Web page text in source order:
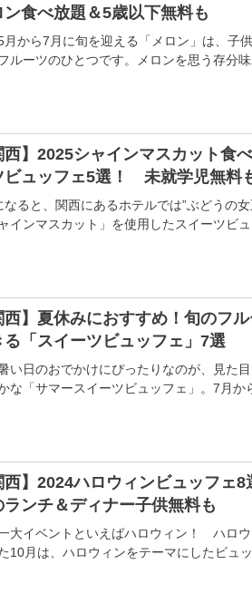
ン食べ放題＆5歳以下無料も
月から7月に旬を迎える「メロン」は、子
ルーツのひとつです。メロンを思う存分
西】2025シャインマスカット食
ビュッフェ5選！ 未就学児無料
なると、関西にあるホテルでは”ぶどうの女
ャインマスカット」を使用したスイーツビ
西】夏休みにおすすめ！旬のフ
る「スイーツビュッフェ」7選
い日のおでかけにぴったりなのが、見た
な「サマースイーツビュッフェ」。7月か
西】2024ハロウィンビュッフェ
ランチ＆ディナー子供無料も
大イベントといえばハロウィン！ ハロ
10月は、ハロウィンをテーマにしたビュ